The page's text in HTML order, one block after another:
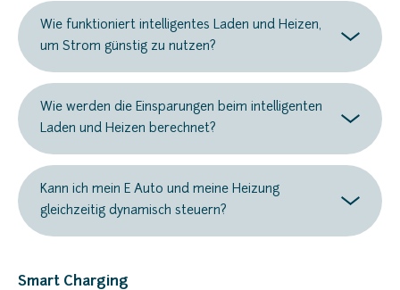
Wie funktioniert intelligentes Laden und Heizen,
um Strom günstig zu nutzen?
Wie werden die Einsparungen beim intelligenten
Laden und Heizen berechnet?
Kann ich mein E Auto und meine Heizung
gleichzeitig dynamisch steuern?
Smart Charging